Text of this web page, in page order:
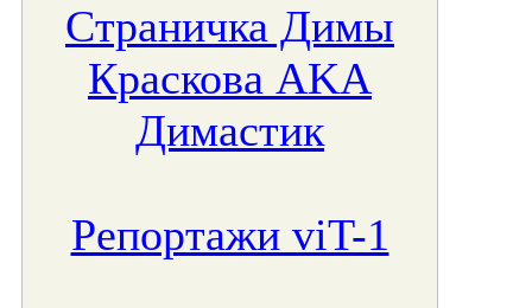
Страничка Димы
Краскова AKA
Димастик
Репортажи viT-1